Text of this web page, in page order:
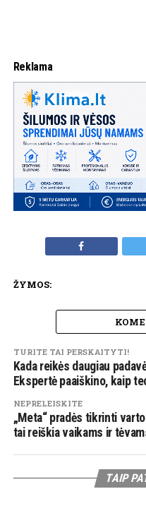
Reklama
ŽYMOS:
TURITE TAI PERSKAITYTI!
Kada reikės daugiau
Ekspertė paaiškino, kaip
NEPRELEISKITE
„Meta“ pradės tikrinti
tai reiškia vaikams ir
TAIP